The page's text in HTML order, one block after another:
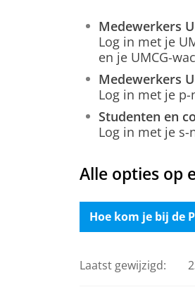
Medewerkers
Log in met je
en je UMCG-
Medewerkers
Log in met je p-
Studenten en
Log in met je s-
Alle opties op
Hoe kom je bij de
Laatst gewijzigd: